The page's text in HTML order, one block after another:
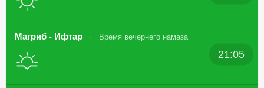
Магриб - Ифтар Время вечернего намаза
21:05